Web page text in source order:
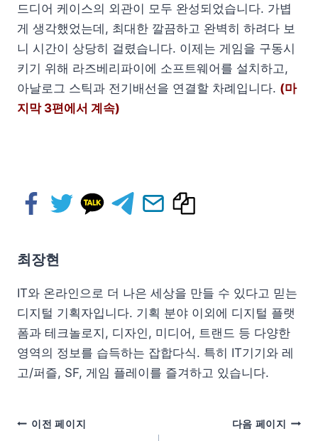
드디어 케이스의 외관이 모두 완성되었습니다. 가볍
게 생각했었는데, 최대한 깔끔하고 완벽히 하려다 보
니 시간이 상당히 걸렸습니다. 이제는 게임을 구동시
키기 위해 라즈베리파이에 소프트웨어를 설치하고,
아날로그 스틱과 전기배선을 연결할 차례입니다. (마
지막 3편에서 계속)
최장현
IT와 온라인으로 더 나은 세상을 만들 수 있다고 믿는
디지털 기획자입니다. 기획 분야 이외에 디지털 플랫
폼과 테크놀로지, 디자인, 미디어, 트랜드 등 다양한
영역의 정보를 습득하는 잡합다식. 특히 IT기기와 레
고/퍼즐, SF, 게임 플레이를 즐겨하고 있습니다.
이전 페이지 다음 페이지